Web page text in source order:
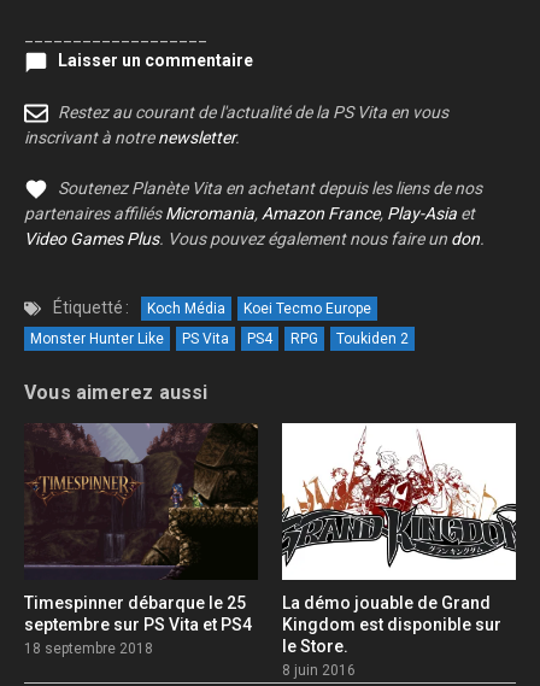
Laisser un commentaire
Restez au courant de l'actualité de la PS Vita en vous
inscrivant à notrenewsletter.
Soutenez Planète Vita en achetant depuis les liens de nos
partenaires affiliésMicromania,Amazon France, Play-Asia et
Video Games Plus. Vous pouvez également nous faire un don.
Étiquetté : Koch Média
Koei Tecmo Europe
Monster Hunter Like
PS Vita PS4 RPG Toukiden 2
Vous aimerez aussi
Timespinner débarque le 25
septembre sur PS Vita et PS4
18 septembre 2018
La démo jouable de Grand
Kingdom est disponible sur
le Store.
8 juin 2016